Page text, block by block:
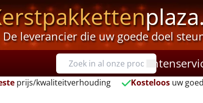
De leverancier die uw goede doel
prijs/kwaliteitverhouding Kosteloos uw